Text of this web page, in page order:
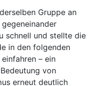
Gruppe an
schnell und stellte die
in den folgenden
– ein
von
erneut deutlich